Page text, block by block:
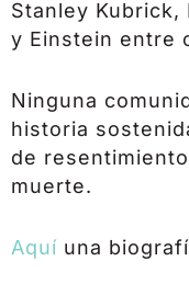
Stanley Kubrick,
y Einstein entre
Ninguna
historia
de
muerte.
Aquí una